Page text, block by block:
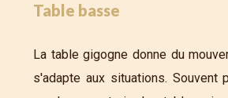
Table basse
La table gigogne donne du
s'adapte aux situations. Souvent